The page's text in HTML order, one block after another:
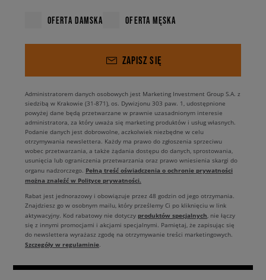
OFERTA DAMSKA OFERTA MĘSKA
ZAPISZ SIĘ
Administratorem danych osobowych jest Marketing Investment Group S.A. z
siedzibą w Krakowie (31-871), os. Dywizjonu 303 paw. 1, udostępnione
powyżej dane będą przetwarzane w prawnie uzasadnionym interesie
administratora, za który uważa się marketing produktów i usług własnych.
Podanie danych jest dobrowolne, aczkolwiek niezbędne w celu
otrzymywania newslettera. Każdy ma prawo do zgłoszenia sprzeciwu
wobec przetwarzania, a także żądania dostępu do danych, sprostowania,
usunięcia lub ograniczenia przetwarzania oraz prawo wniesienia skargi do
organu nadzorczego. Pełną treść oświadczenia o ochronie prywatności
można znaleźć w Polityce prywatności.
Rabat jest jednorazowy i obowiązuje przez 48 godzin od jego otrzymania.
Znajdziesz go w osobnym mailu, który prześlemy Ci po kliknięciu w link
aktywacyjny. Kod rabatowy nie dotyczy produktów specjalnych, nie łączy
się z innymi promocjami i akcjami specjalnymi. Pamiętaj, że zapisując się
do newslettera wyrażasz zgodę na otrzymywanie treści marketingowych.
Szczegóły w regulaminie.